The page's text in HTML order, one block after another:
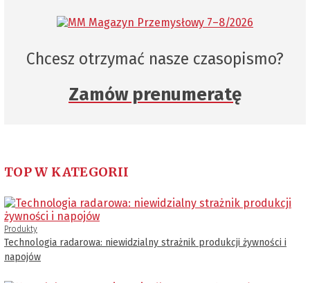
Chcesz otrzymać nasze czasopismo?
Zamów prenumeratę
TOP W KATEGORII
Produkty
Technologia radarowa: niewidzialny strażnik produkcji żywności i
napojów